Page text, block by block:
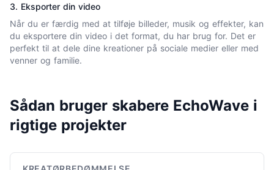
3. Eksporter din video
Når du er færdig med at tilføje billeder, musik og effekter, kan
du eksportere din video i det format, du har brug for. Det er
perfekt til at dele dine kreationer på sociale medier eller med
venner og familie.
Sådan bruger skabere EchoWave i
rigtige projekter